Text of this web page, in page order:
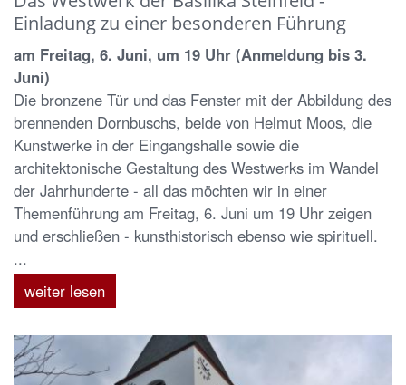
Einladung zu einer besonderen Führung
am Freitag, 6. Juni, um 19 Uhr (Anmeldung bis 3.
Juni)
Die bronzene Tür und das Fenster mit der Abbildung des
brennenden Dornbuschs, beide von Helmut Moos, die
Kunstwerke in der Eingangshalle sowie die
architektonische Gestaltung des Westwerks im Wandel
der Jahrhunderte - all das möchten wir in einer
Themenführung am Freitag, 6. Juni um 19 Uhr zeigen
und erschließen - kunsthistorisch ebenso wie spirituell.
...
weiter lesen